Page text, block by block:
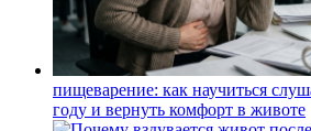
пищеварение: как научиться
году и вернуть комфорт в животе